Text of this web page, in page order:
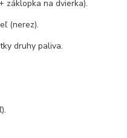
záklopka na dvierka).
(nerez).
druhy paliva.